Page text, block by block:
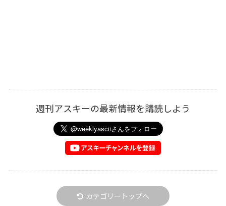
週刊アスキーの最新情報を購読しよう
カテゴリートップへ